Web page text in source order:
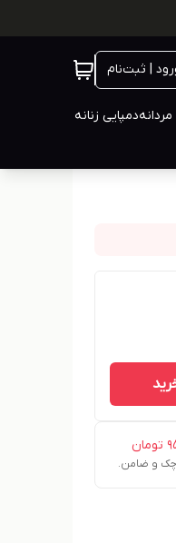
| ثبت‌نام
دمپایی زنانه
تومان